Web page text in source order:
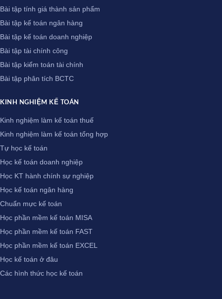
Bài tập tính giá thành sản phẩm
Bài tập kế toán ngân hàng
Bài tập kế toán doanh nghiệp
Bài tập tài chính công
Bài tập kiểm toán tài chính
Bài tập phân tích BCTC
KINH NGHIỆM KẾ TOÁN
Kinh nghiệm làm kế toán thuế
Kinh nghiệm làm kế toán tổng hợp
Tự học kế toán
Học kế toán doanh nghiệp
Học KT hành chính sự nghiệp
Học kế toán ngân hàng
Chuẩn mực kế toán
Học phần mềm kế toán MISA
Học phần mềm kế toán FAST
Học phần mềm kế toán EXCEL
Học kế toán ở đâu
Các hình thức học kế toán